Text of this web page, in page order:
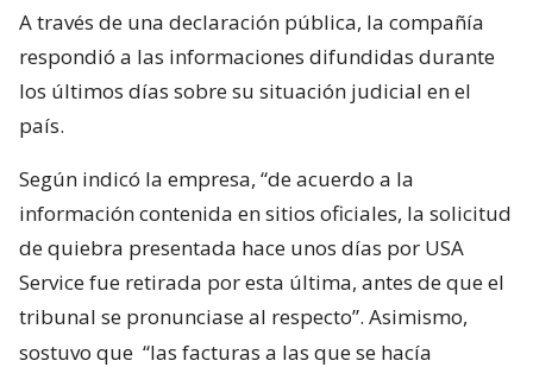
A través de una declaración pública, la compañía
respondió a las informaciones difundidas durante
los últimos días sobre su situación judicial en el
país.
Según indicó la empresa, “de acuerdo a la
información contenida en sitios oficiales, la solicitud
de quiebra presentada hace unos días por USA
Service fue retirada por esta última, antes de que el
tribunal se pronunciase al respecto”. Asimismo,
sostuvo que “las facturas a las que se hacía